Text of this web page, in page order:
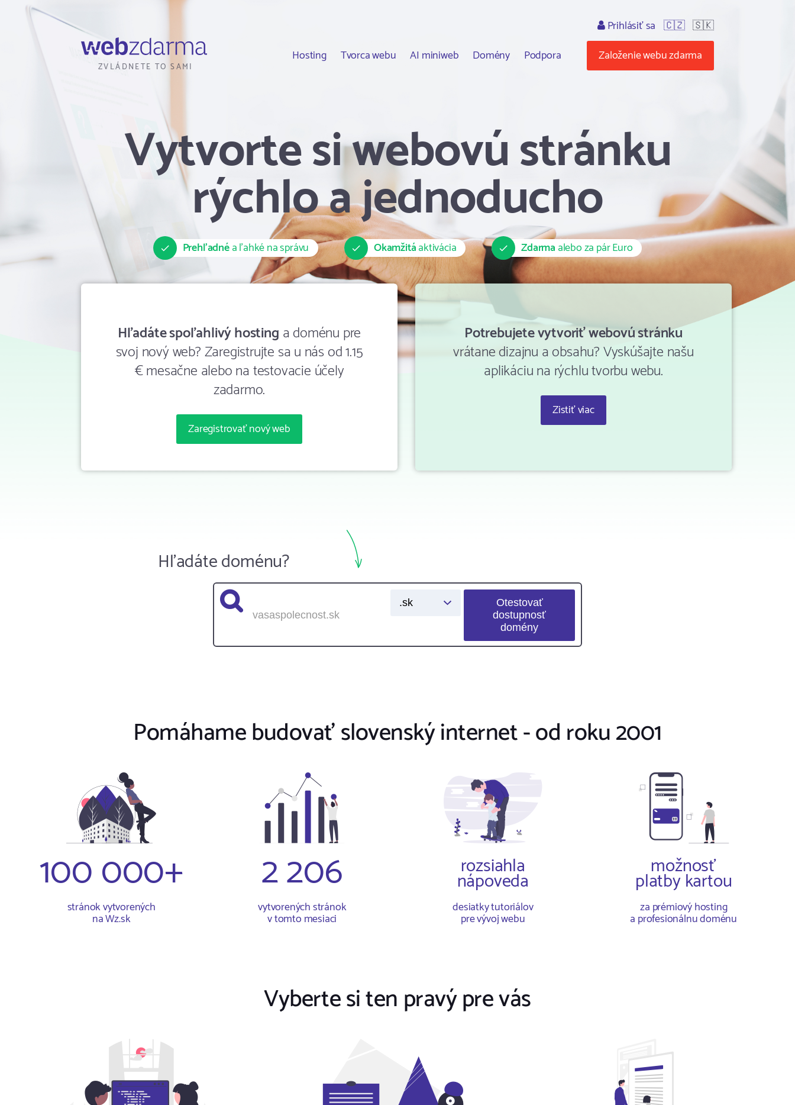
ZVLÁDNETE TO SAMI
Hosting Tvorca webu AI miniweb Domény Podpora
Prihlásiť sa 🇨🇿 🇸🇰
Založenie webu zdarma
Vytvorte si webovú stránku
rýchlo a jednoducho
Prehľadnéa ľahké na správu Okamžitáaktivácia Zdarma alebo za pár Euro
Hľadáte spoľahlivý hosting a doménu pre
svoj nový web? Zaregistrujte sa u nás od 1.15
€ mesačne alebo na testovacie účely
zadarmo.
Zaregistrovať nový web
Potrebujete vytvoriť webovú stránku
vrátane dizajnu a obsahu? Vyskúšajte našu
aplikáciu na rýchlu tvorbu webu.
Zistiť viac
Hľadáte doménu?
Pomáhame budovať slovenský internet - od roku 2001
100 000+
stránok vytvorených
na Wz.sk
2 206
vytvorených stránok
v tomto mesiaci
rozsiahla
nápoveda
desiatky tutoriálov
pre vývoj webu
možnosť
platby kartou
za prémiový hosting
a profesionálnu doménu
Vyberte si ten pravý pre vás